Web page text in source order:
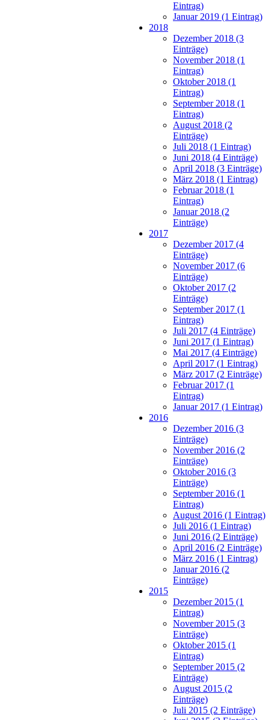
Eintrag)
Januar 2019 (1 Eintrag)
2018
Dezember 2018 (3
Einträge)
November 2018 (1
Eintrag)
Oktober 2018 (1
Eintrag)
September 2018 (1
Eintrag)
August 2018 (2
Einträge)
Juli 2018 (1 Eintrag)
Juni 2018 (4 Einträge)
April 2018 (3 Einträge)
März 2018 (1 Eintrag)
Februar 2018 (1
Eintrag)
Januar 2018 (2
Einträge)
2017
Dezember 2017 (4
Einträge)
November 2017 (6
Einträge)
Oktober 2017 (2
Einträge)
September 2017 (1
Eintrag)
Juli 2017 (4 Einträge)
Juni 2017 (1 Eintrag)
Mai 2017 (4 Einträge)
April 2017 (1 Eintrag)
März 2017 (2 Einträge)
Februar 2017 (1
Eintrag)
Januar 2017 (1 Eintrag)
2016
Dezember 2016 (3
Einträge)
November 2016 (2
Einträge)
Oktober 2016 (3
Einträge)
September 2016 (1
Eintrag)
August 2016 (1 Eintrag)
Juli 2016 (1 Eintrag)
Juni 2016 (2 Einträge)
April 2016 (2 Einträge)
März 2016 (1 Eintrag)
Januar 2016 (2
Einträge)
2015
Dezember 2015 (1
Eintrag)
November 2015 (3
Einträge)
Oktober 2015 (1
Eintrag)
September 2015 (2
Einträge)
August 2015 (2
Einträge)
Juli 2015 (2 Einträge)